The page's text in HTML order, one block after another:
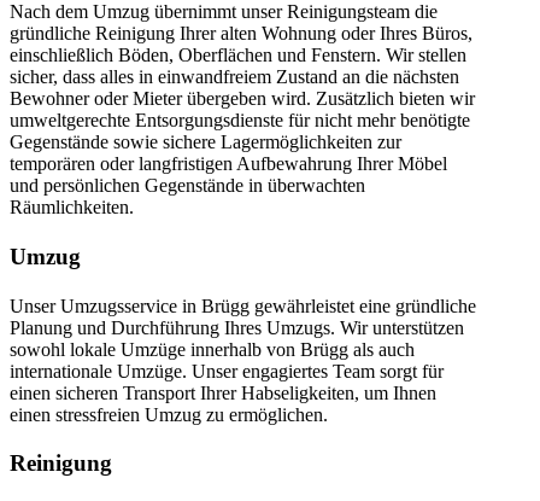
Nach dem Umzug übernimmt unser Reinigungsteam die
gründliche Reinigung Ihrer alten Wohnung oder Ihres Büros,
einschließlich Böden, Oberflächen und Fenstern. Wir stellen
sicher, dass alles in einwandfreiem Zustand an die nächsten
Bewohner oder Mieter übergeben wird. Zusätzlich bieten wir
umweltgerechte Entsorgungsdienste für nicht mehr benötigte
Gegenstände sowie sichere Lagermöglichkeiten zur
temporären oder langfristigen Aufbewahrung Ihrer Möbel
und persönlichen Gegenstände in überwachten
Räumlichkeiten.
Umzug
Unser Umzugsservice in Brügg gewährleistet eine gründliche
Planung und Durchführung Ihres Umzugs. Wir unterstützen
sowohl lokale Umzüge innerhalb von Brügg als auch
internationale Umzüge. Unser engagiertes Team sorgt für
einen sicheren Transport Ihrer Habseligkeiten, um Ihnen
einen stressfreien Umzug zu ermöglichen.
Reinigung